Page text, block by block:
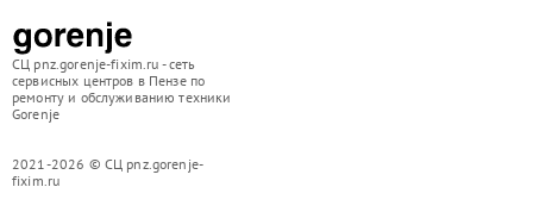
СЦ pnz.gorenje-fixim.ru - сеть
сервисных центров в Пензе по
ремонту и обслуживанию техники
Gorenje
2021-2026 © СЦ pnz.gorenje-
fixim.ru